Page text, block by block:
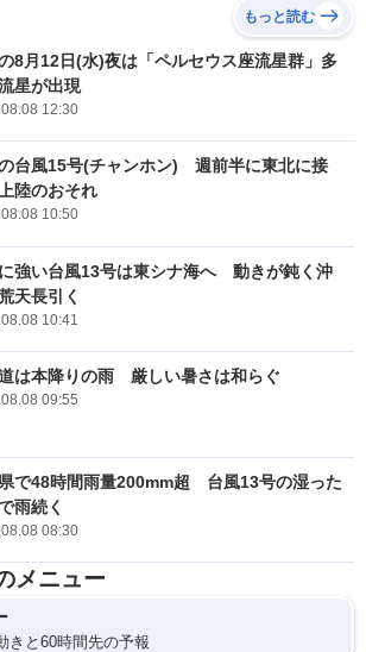
もっと読む
8月12日(水)夜は「ペルセウス座流星群」多
星が出現
12:30
台風15号(チャンホン) 週前半に東北に接
陸のおそれ
10:50
強い台風13号は東シナ海へ 動きが鈍く沖
天長引く
10:41
は本降りの雨 厳しい暑さは和らぐ
09:55
で48時間雨量200mm超 台風13号の湿った
雨続く
08:30
メニュー
きと60時間先の予報